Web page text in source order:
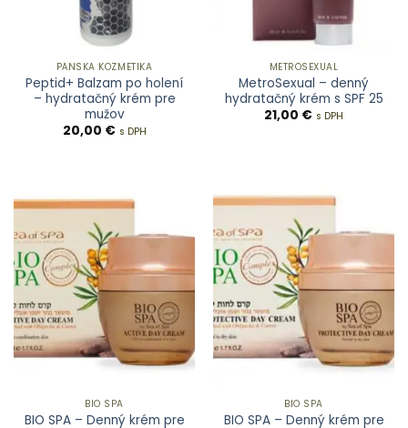
PÁNSKA KOZMETIKA
Peptid+ Balzam po holení
– hydratačný krém pre
mužov
20,00 € s DPH
METROSEXUAL
MetroSexual – denný
hydratačný krém s SPF 25
21,00 € s DPH
BIO SPA
BIO SPA – Denný krém pre
BIO SPA
BIO SPA – Denný krém pre